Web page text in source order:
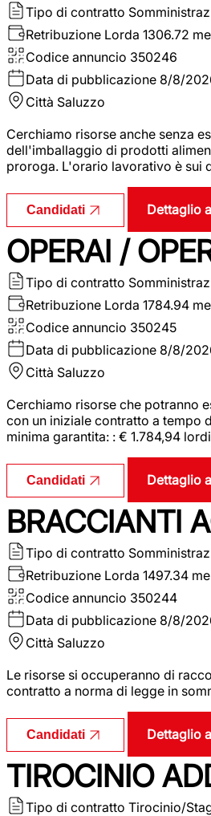
Tipo di contratto
Retribuzione Lorda 1306.72
Codice annuncio 350246
Data di pubblicazione 8/8/
Città Saluzzo
Cerchiamo risorse anche senza
dell'imballaggio di prodotti
proroga. L'orario lavorativo è sui
Candidati Dettaglio
OPERAI /
Tipo di contratto
Retribuzione Lorda 1784.94
Codice annuncio 350245
Data di pubblicazione 8/8/
Città Saluzzo
Cerchiamo risorse che potranno
con un iniziale contratto a tempo
minima garantita: : € 1.784,94
Candidati Dettaglio
BRACCIANTI
Tipo di contratto
Retribuzione Lorda 1497.34
Codice annuncio 350244
Data di pubblicazione 8/8/
Città Saluzzo
Le risorse si occuperanno di
contratto a norma di legge in
Candidati Dettaglio
TIROCINIO
Tipo di contratto Tirocinio/